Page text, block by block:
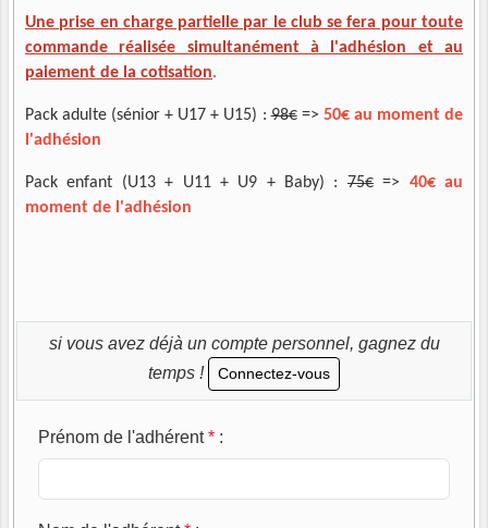
Une prise en charge partielle par le club se fera pour toute
commande réalisée simultanément à l'adhésion et au
paiement de la cotisation.
Pack adulte (sénior + U17 + U15) :98€=> 50€ au moment de
l'adhésion
Pack enfant (U13 + U11 + U9 + Baby) :75€=> 40€ au
moment de l'adhésion
si vous avez déjà un compte personnel, gagnez du
temps !
Connectez-vous
Prénom de l'adhérent* :